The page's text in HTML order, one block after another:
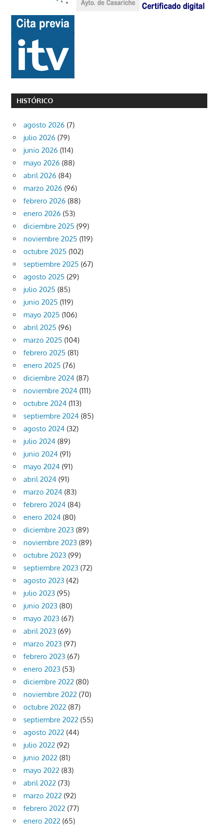
HISTÓRICO
agosto 2026 (7)
julio 2026 (79)
junio 2026 (114)
mayo 2026 (88)
abril 2026 (84)
marzo 2026 (96)
febrero 2026 (88)
enero 2026 (53)
diciembre 2025 (99)
noviembre 2025 (119)
octubre 2025 (102)
septiembre 2025 (67)
agosto 2025 (29)
julio 2025 (85)
junio 2025 (119)
mayo 2025 (106)
abril 2025 (96)
marzo 2025 (104)
febrero 2025 (81)
enero 2025 (76)
diciembre 2024 (87)
noviembre 2024 (111)
octubre 2024 (113)
septiembre 2024 (85)
agosto 2024 (32)
julio 2024 (89)
junio 2024 (91)
mayo 2024 (91)
abril 2024 (91)
marzo 2024 (83)
febrero 2024 (84)
enero 2024 (80)
diciembre 2023 (89)
noviembre 2023 (89)
octubre 2023 (99)
septiembre 2023 (72)
agosto 2023 (42)
julio 2023 (95)
junio 2023 (80)
mayo 2023 (67)
abril 2023 (69)
marzo 2023 (97)
febrero 2023 (67)
enero 2023 (53)
diciembre 2022 (80)
noviembre 2022 (70)
octubre 2022 (87)
septiembre 2022 (55)
agosto 2022 (44)
julio 2022 (92)
junio 2022 (81)
mayo 2022 (83)
abril 2022 (73)
marzo 2022 (92)
febrero 2022 (77)
enero 2022 (65)